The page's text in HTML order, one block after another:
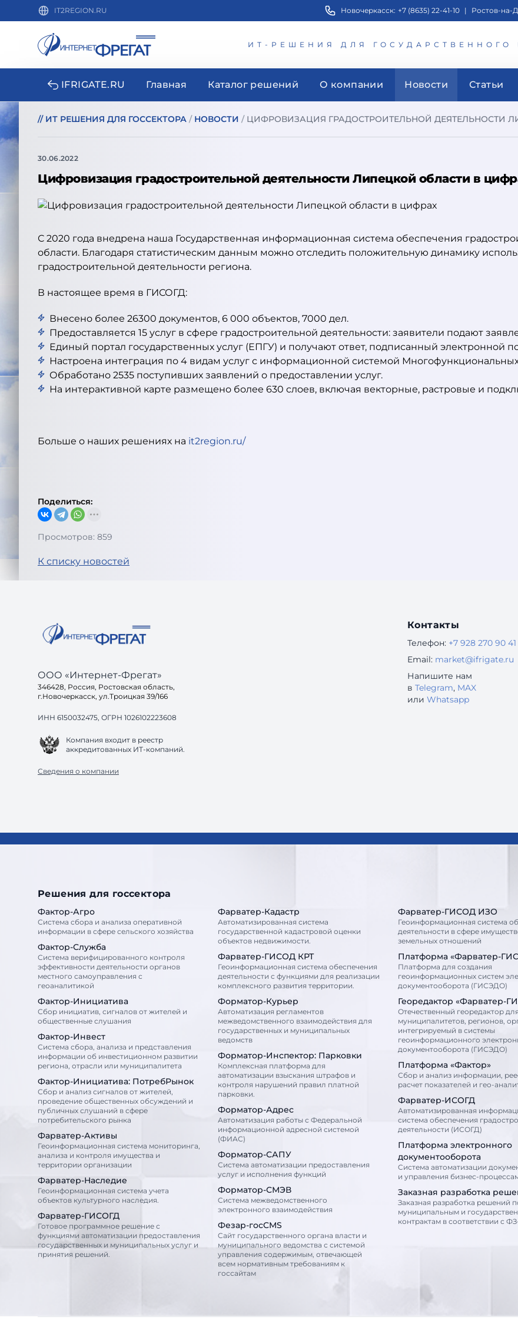
IT2REGION.RU Новочеркасск: +7 (8635) 22-41-10 | Ростов-на-
ИТ-РЕШЕНИЯ ДЛЯ
IFRIGATE.RU Главная Каталог решений О компании Новости Статьи
// ИТ РЕШЕНИЯ ДЛЯ ГОССЕКТОРА / НОВОСТИ / ЦИФРОВИЗАЦИЯ ГРАДОСТРОИТЕЛЬНОЙ ДЕЯТЕЛЬНОСТИ
30.06.2022
Цифровизация градостроительной деятельности Липецкой области в
С 2020 года внедрена наша Государственная информационная система обеспечения
области. Благодаря статистическим данным можно отследить положительную динамику
градостроительной деятельности региона.
В настоящее время в ГИСОГД:
Внесено более 26300 документов, 6 000 объектов, 7000 дел.
Предоставляется 15 услуг в сфере градостроительной деятельности: заявители подают
Единый портал государственных услуг (ЕПГУ) и получают ответ, подписанный электронной
Настроена интеграция по 4 видам услуг с информационной системой
Обработано 2535 поступивших заявлений о предоставлении услуг.
На интерактивной карте размещено более 630 слоев, включая векторные, растровые и
Больше о наших решениях на it2region.ru/
Поделиться:
Просмотров: 859
К списку новостей
ООО «Интернет-Фрегат»
346428, Россия, Ростовская область,
г.Новочеркасск, ул.Троицкая 39/166
ИНН 6150032475, ОГРН 1026102223608
Компания входит в реестр
аккредитованных ИТ-компаний.
Сведения о компании
Контакты
Телефон: +7 928 270 90 41
Email: market@ifrigate.ru
Напишите нам
в Telegram, MAX
или Whatsapp
Решения для госсектора
Фактор-Агро
Система сбора и анализа оперативной
информации в сфере сельского хозяйства
Фактор-Служба
Система верифицированного контроля
эффективности деятельности органов
местного самоуправления с
геоаналитикой
Фактор-Инициатива
Сбор инициатив, сигналов от жителей и
общественные слушания
Фактор-Инвест
Система сбора, анализа и представления
информации об инвестиционном развитии
региона, отрасли или муниципалитета
Фактор-Инициатива: ПотребРынок
Сбор и анализ сигналов от жителей,
проведение общественных обсуждений и
публичных слушаний в сфере
потребительского рынка
Фарватер-Активы
Геоинформационная система мониторинга,
анализа и контроля имущества и
территории организации
Фарватер-Наследие
Геоинформационная система учета
объектов культурного наследия.
Фарватер-ГИСОГД
Готовое программное решение с
функциями автоматизации предоставления
государственных и муниципальных услуг и
принятия решений.
Фарватер-Кадастр
Автоматизированная система
государственной кадастровой оценки
объектов недвижимости.
Фарватер-ГИСОД КРТ
Геоинформационная система обеспечения
деятельности с функциями для реализации
комплексного развития территории.
Форматор-Курьер
Автоматизация регламентов
межведомственного взаимодействия для
государственных и муниципальных
ведомств
Форматор-Инспектор: Парковки
Комплексная платформа для
автоматизации взыскания штрафов и
контроля нарушений правил платной
парковки.
Форматор-Адрес
Автоматизация работы с Федеральной
информационной адресной системой
(ФИАС)
Форматор-САПУ
Система автоматизации предоставления
услуг и исполнения функций
Форматор-СМЭВ
Cистема межведомственного
электронного взаимодействия
Фезар-госCMS
Cайт государственного органа власти и
муниципального ведомства с системой
управления содержимым, отвечающей
всем нормативным требованиям к
госсайтам
Фарватер-ГИСОД ИЗО
Геоинформационная система
деятельности в сфере
земельных отношений
Платформа «Фарватер-
Платформа для создания
геоинформационных систем
документооборота (ГИСЭДО)
Георедактор «Фарватер-
Отечественный георедактор для
муниципалитетов, регионов,
интегрируемый в системы
геоинформационного
документооборота (ГИСЭДО)
Платформа «Фактор»
Сбор и анализ информации,
расчет показателей и гео-
Фарватер-ИСОГД
Автоматизированная
система обеспечения
деятельности (ИСОГД)
Платформа электронного
документооборота
Cистема автоматизации
и управления бизнес-
Заказная разработка
Заказная разработка решений
муниципальным и
контрактам в соответствии с